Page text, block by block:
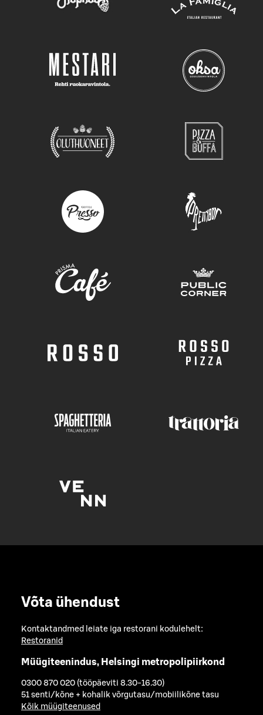
Võta ühendust
Kontaktandmed leiate iga restorani kodulehelt:
Restoranid
Müügiteenindus, Helsingi metropolipiirkond
0300 870 020 (tööpäeviti 8.30-16.30)
51 senti/kõne + kohalik võrgutasu/mobiilikõne tasu
Kõik müügiteenused